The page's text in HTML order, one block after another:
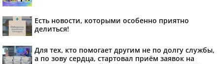
Есть новости, которыми особенно приятно
делиться!
Для тех, кто помогает другим не по долгу службы,
а по зову сердца, стартовал приём заявок на